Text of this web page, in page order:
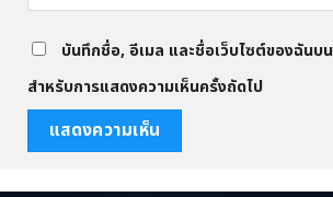
บันทึกชื่อ, อีเมล และชื่อเว็บไซต์ของฉันบ
สำหรับการแสดงความเห็นครั้งถัดไป